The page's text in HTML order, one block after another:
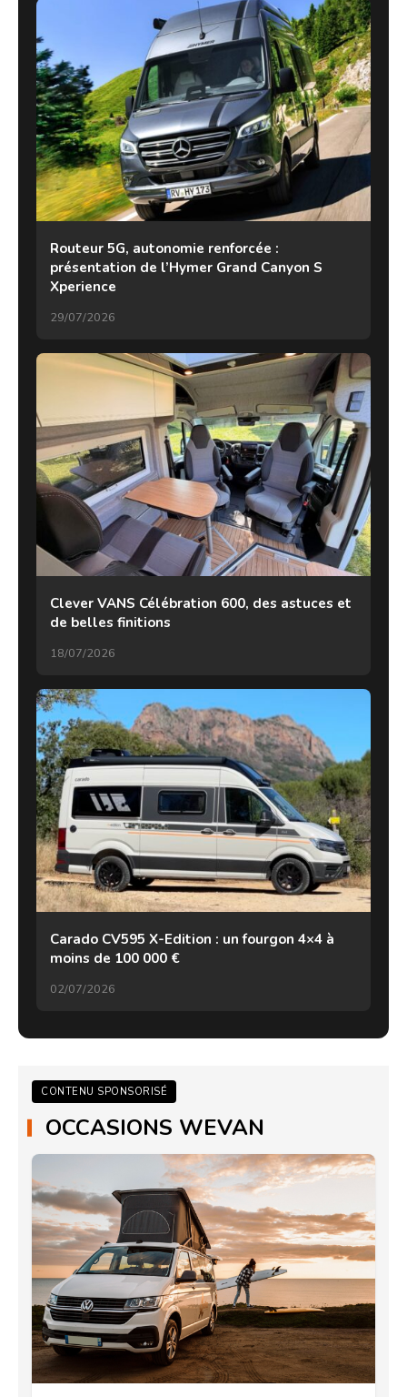
Routeur 5G, autonomie renforcée :
présentation de l’Hymer Grand Canyon S
Xperience
29/07/2026
Clever VANS Célébration 600, des astuces et
de belles finitions
18/07/2026
Carado CV595 X-Edition : un fourgon 4×4 à
moins de 100 000 €
02/07/2026
CONTENU SPONSORISÉ
OCCASIONS WEVAN